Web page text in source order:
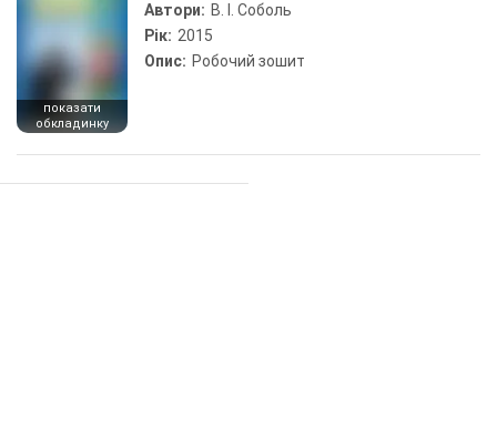
показати
обкладинку
Автори: В. І. Соболь
Рік: 2015
Опис: Робочий зошит